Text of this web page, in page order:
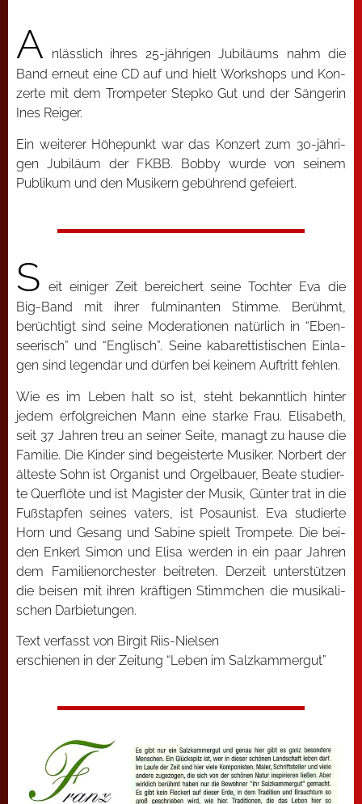
A
nläss­lich ihres 25-jäh­ri­gen Jubi­lä­ums nahm die
Band erneut eine CD auf und hielt Work­shops und Kon­
zer­te mit dem Trom­pe­ter Step­ko Gut und der Sän­ge­rin
Ines Rei­ger.
Ein wei­te­rer Höhe­punkt war das Kon­zert zum 30-jäh­ri­
gen Jubi­lä­um der FKBB. Bob­by wur­de von sei­nem
Publi­kum und den Musi­kern gebüh­rend gefei­ert.
S eit eini­ger Zeit berei­chert sei­ne Toch­ter Eva die
Big-Band mit ihrer ful­mi­nan­ten Stim­me. Berühmt,
berüch­tigt sind sei­ne Mode­ra­tio­nen natür­lich in “Eben­
see­risch” und “Eng­lisch”. Sei­ne kaba­ret­tis­ti­schen Ein­la­
gen sind legen­där und dür­fen bei kei­nem Auf­tritt feh­len.
Wie es im Leben halt so ist, steht bekannt­lich hin­ter
jedem erfolg­rei­chen Mann eine star­ke Frau. Eli­sa­beth,
seit 37 Jah­ren treu an sei­ner Sei­te, managt zu hau­se die
Fami­lie. Die Kin­der sind begeis­ter­te Musi­ker. Nor­bert der
ältes­te Sohn ist Orga­nist und Orgel­bau­er, Bea­te stu­dier­
te Quer­flö­te und ist Magis­ter der Musik, Gün­ter trat in die
Fuß­stap­fen sei­nes vaters, ist Posau­nist. Eva stu­dier­te
Horn und Gesang und Sabi­ne spielt Trom­pe­te. Die bei­
den Enkerl Simon und Eli­sa wer­den in ein paar Jah­ren
dem Fami­li­en­or­ches­ter bei­tre­ten. Der­zeit unter­stüt­zen
die bei­sen mit ihren kräf­ti­gen Stimm­chen die musi­ka­li­
schen Dar­bie­tun­gen.
Text ver­fasst von Bir­git Riis-Niel­sen
erschie­nen in der Zei­tung “Leben im Salz­kam­mer­gut”